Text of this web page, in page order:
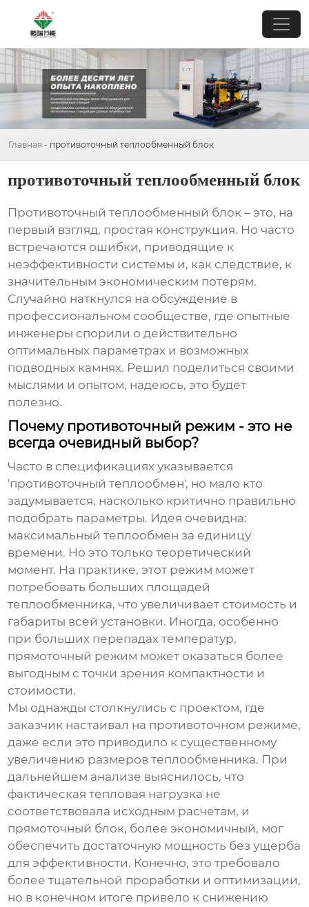
Главная - противоточный теплообменный блок
противоточный теплообменный блок
Противоточный теплообменный блок – это, на
первый взгляд, простая конструкция. Но часто
встречаются ошибки, приводящие к
неэффективности системы и, как следствие, к
значительным экономическим потерям.
Случайно наткнулся на обсуждение в
профессиональном сообществе, где опытные
инженеры спорили о действительно
оптимальных параметрах и возможных
подводных камнях. Решил поделиться своими
мыслями и опытом, надеюсь, это будет
полезно.
Почему противоточный режим - это не
всегда очевидный выбор?
Часто в спецификациях указывается
'противоточный теплообмен', но мало кто
задумывается, насколько критично правильно
подобрать параметры. Идея очевидна:
максимальный теплообмен за единицу
времени. Но это только теоретический
момент. На практике, этот режим может
потребовать больших площадей
теплообменника, что увеличивает стоимость и
габариты всей установки. Иногда, особенно
при больших перепадах температур,
прямоточный режим может оказаться более
выгодным с точки зрения компактности и
стоимости.
Мы однажды столкнулись с проектом, где
заказчик настаивал на противоточном режиме,
даже если это приводило к существенному
увеличению размеров теплообменника. При
дальнейшем анализе выяснилось, что
фактическая тепловая нагрузка не
соответствовала исходным расчетам, и
прямоточный блок, более экономичный, мог
обеспечить достаточную мощность без ущерба
для эффективности. Конечно, это требовало
более тщательной проработки и оптимизации,
но в конечном итоге привело к снижению